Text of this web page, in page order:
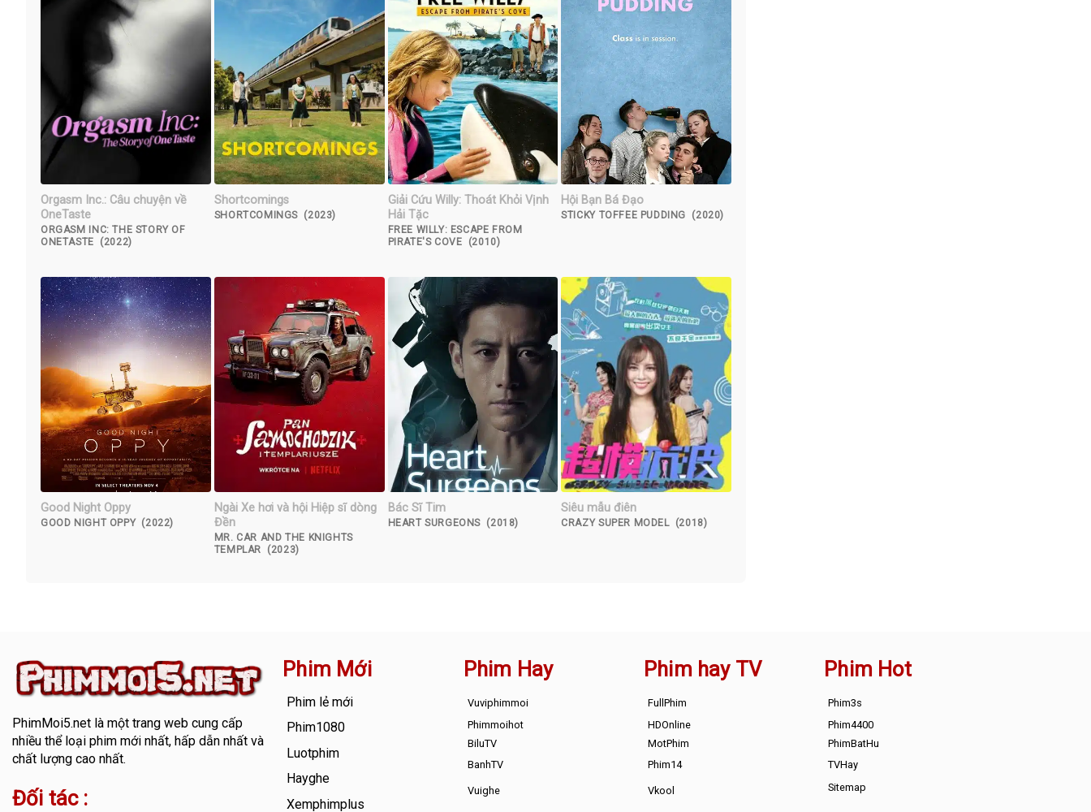
Orgasm Inc.: Câu chuyện về
OneTaste
ORGASM INC: THE STORY OF
ONETASTE (2022)
Shortcomings
SHORTCOMINGS (2023)
Giải Cứu Willy: Thoát Khỏi Vịnh
Hải Tặc
FREE WILLY: ESCAPE FROM
PIRATE'S COVE (2010)
Hội Bạn Bá Đạo
STICKY TOFFEE PUDDING (2020)
Good Night Oppy
GOOD NIGHT OPPY (2022)
Ngài Xe hơi và hội Hiệp sĩ dòng
Đền
MR. CAR AND THE KNIGHTS
TEMPLAR (2023)
Bác Sĩ Tim
HEART SURGEONS (2018)
Siêu mẫu điên
CRAZY SUPER MODEL (2018)
PhimMoi5.netlà một trang web cung cấp
nhiều thể loại phim mới nhất, hấp dẫn nhất và
chất lượng cao nhất.
Đối tác :
Phim Mới
Phim lẻ mới
Phim1080
Luotphim
Hayghe
Xemphimplus
Phim Hay
Vuviphimmoi
Phimmoihot
BiluTV
BanhTV
Vuighe
Phim hay TV
FullPhim
HDOnline
MotPhim
Phim14
Vkool
Phim Hot
Phim3s
Phim4400
PhimBatHu
TVHay
Sitemap